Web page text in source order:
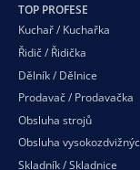
TOP PROFESE
Kuchař / Kuchařka
Řidič / Řidička
Dělník / Dělnice
Prodavač / Prodavačka
Obsluha strojů
Obsluha
Skladník / Skladnice